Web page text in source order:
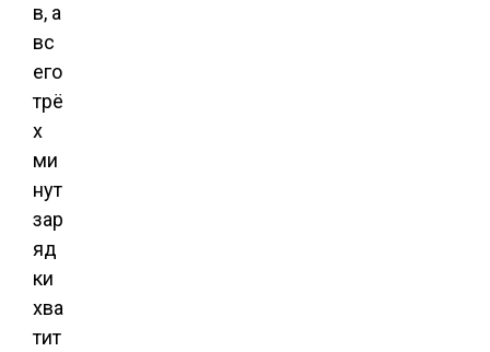
в, а
вс
его
трё
х
ми
нут
зар
яд
ки
хва
тит